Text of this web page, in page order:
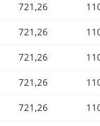
721,26
721,26
721,26
721,26
721,26